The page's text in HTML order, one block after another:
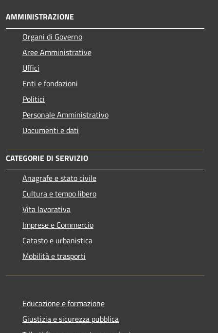
AMMINISTRAZIONE
Organi di Governo
Aree Amministrative
Uffici
Enti e fondazioni
Politici
Personale Amministrativo
Documenti e dati
CATEGORIE DI SERVIZIO
Anagrafe e stato civile
Cultura e tempo libero
Vita lavorativa
Imprese e Commercio
Catasto e urbanistica
Mobilità e trasporti
Educazione e formazione
Giustizia e sicurezza pubblica